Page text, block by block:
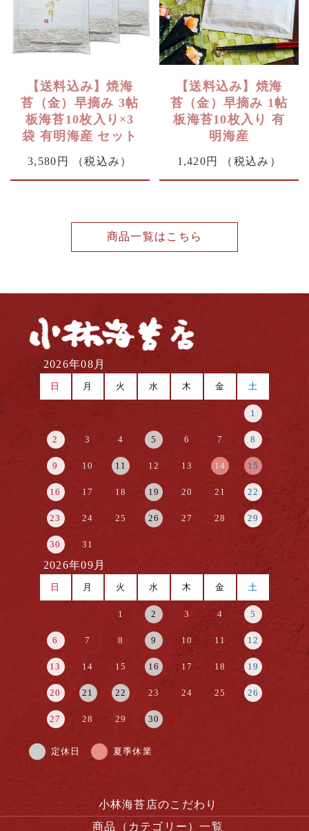
【送料込み】焼海
苔（金）早摘み 3帖
板海苔10枚入り×3
袋 有明海産 セット
3,580円 （税込み）
【送料込み】焼海
苔（金）早摘み 1帖
板海苔10枚入り 有
明海産
1,420円 （税込み）
商品一覧はこちら
2026年08月
日 月 火 水 木 金 土
1
2 3 4 5 6 7 8
9 10 11 12 13 14 15
16 17 18 19 20 21 22
23 24 25 26 27 28 29
30 31
2026年09月
日 月 火 水 木 金 土
1 2 3 4 5
6 7 8 9 10 11 12
13 14 15 16 17 18 19
20 21 22 23 24 25 26
27 28 29 30
定休日 夏季休業
小林海苔店のこだわり
商品（カテゴリー）一覧